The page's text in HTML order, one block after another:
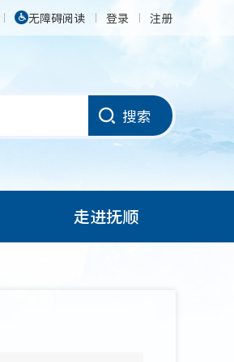
无障碍阅读 登录 注册
搜索
走进抚顺